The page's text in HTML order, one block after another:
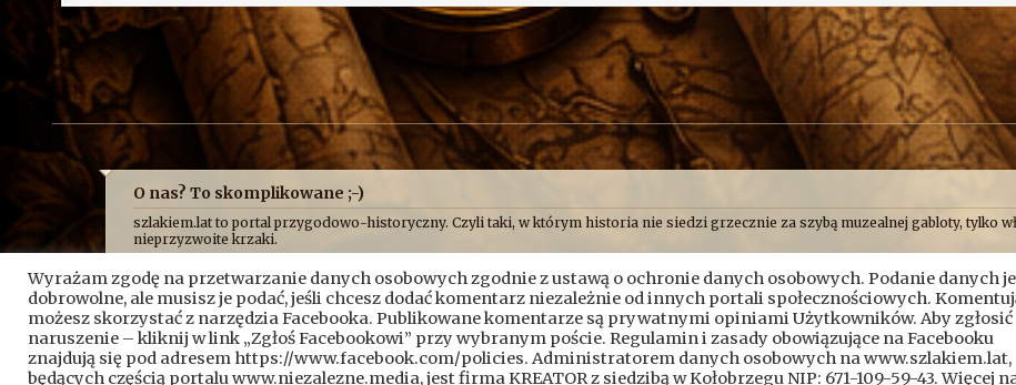
O nas? To skomplikowane ;-)
szlakiem.lat to portal przygodowo-historyczny. Czyli taki, w którym historia nie siedzi grzecznie za szybą muzealnej gabloty, tylko
nieprzyzwoite krzaki.
historycznych absurdów, z jakimi mierzy się Fundacja Skryptorium, ale opisujemy też przygody naszych przyjaciół. Bywa więc, że
przeciskamy przez bunkry i tunele, błądzimy po ruinach albo próbujemy ustalić, kto wpadł na pomysł zbudowania czegoś dokładnie
A wszystko po to, żeby pokazać, że historia nie jest nudnym rozdziałem z podręcznika. To przygoda. Czasem brudna, czasem
Kontakt do nas: kontakt@szlakiem.lat
Znajdziesz nas także: Facebook YouTube
Wyrażam zgodę na przetwarzanie danych osobowych zgodnie z ustawą o ochronie danych osobowych. Podanie danych
dobrowolne, ale musisz je podać, jeśli chcesz dodać komentarz niezależnie od innych portali społecznościowych.
możesz skorzystać z narzędzia Facebooka. Publikowane komentarze są prywatnymi opiniami Użytkowników. Aby zgłosić
naruszenie – kliknij w link „Zgłoś Facebookowi” przy wybranym poście. Regulamin i zasady obowiązujące na Facebooku
znajdują się pod adresem https://www.facebook.com/policies. Administratorem danych osobowych na www.szlakiem.lat,
będących częścią portalu www.niezalezne.media, jest firma KREATOR z siedzibą w Kołobrzegu NIP: 671-109-59-43. Więcej